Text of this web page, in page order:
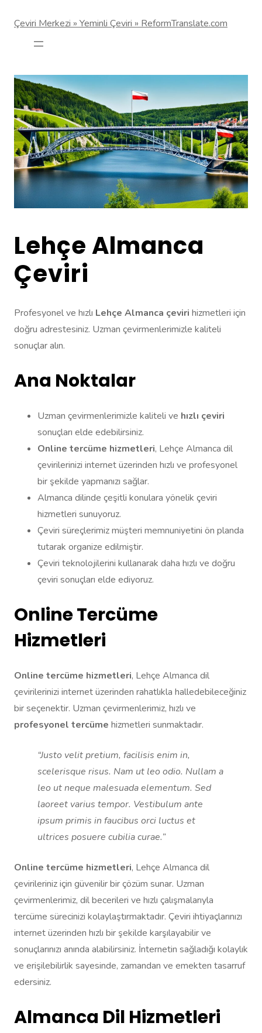
Çeviri Merkezi » Yeminli Çeviri » ReformTranslate.com
Lehçe Almanca
Çeviri
Profesyonel ve hızlı Lehçe Almanca çeviri hizmetleri için
doğru adrestesiniz. Uzman çevirmenlerimizle kaliteli
sonuçlar alın.
Ana Noktalar
Uzman çevirmenlerimizle kaliteli ve hızlı çeviri
sonuçları elde edebilirsiniz.
Online tercüme hizmetleri, Lehçe Almanca dil
çevirilerinizi internet üzerinden hızlı ve profesyonel
bir şekilde yapmanızı sağlar.
Almanca dilinde çeşitli konulara yönelik çeviri
hizmetleri sunuyoruz.
Çeviri süreçlerimiz müşteri memnuniyetini ön planda
tutarak organize edilmiştir.
Çeviri teknolojilerini kullanarak daha hızlı ve doğru
çeviri sonuçları elde ediyoruz.
Online Tercüme
Hizmetleri
Online tercüme hizmetleri, Lehçe Almanca dil
çevirilerinizi internet üzerinden rahatlıkla halledebileceğiniz
bir seçenektir. Uzman çevirmenlerimiz, hızlı ve
profesyonel tercüme hizmetleri sunmaktadır.
“Justo velit pretium, facilisis enim in,
scelerisque risus. Nam ut leo odio. Nullam a
leo ut neque malesuada elementum. Sed
laoreet varius tempor. Vestibulum ante
ipsum primis in faucibus orci luctus et
ultrices posuere cubilia curae.”
Online tercüme hizmetleri, Lehçe Almanca dil
çevirileriniz için güvenilir bir çözüm sunar. Uzman
çevirmenlerimiz, dil becerileri ve hızlı çalışmalarıyla
tercüme sürecinizi kolaylaştırmaktadır. Çeviri ihtiyaçlarınızı
internet üzerinden hızlı bir şekilde karşılayabilir ve
sonuçlarınızı anında alabilirsiniz. İnternetin sağladığı kolaylık
ve erişilebilirlik sayesinde, zamandan ve emekten tasarruf
edersiniz.
Almanca Dil Hizmetleri